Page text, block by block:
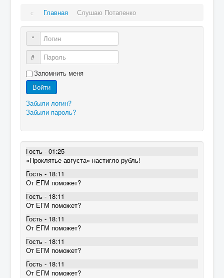
Главная Слушаю Потапенко
Логин
Пароль
Запомнить меня
Войти
Забыли логин?
Забыли пароль?
Гость - 01:25
«Проклятье августа» настигло рубль!
Гость - 18:11
От ЕГМ поможет?
Гость - 18:11
От ЕГМ поможет?
Гость - 18:11
От ЕГМ поможет?
Гость - 18:11
От ЕГМ поможет?
Гость - 18:11
От ЕГМ поможет?